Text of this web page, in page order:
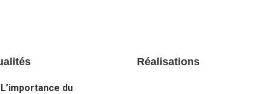
L’importance du
Réalisations